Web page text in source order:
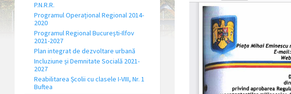
P.N.R.R.
Programul Operațional Regional 2014-
2020
Programul Regional București-Ilfov
2021-2027
Plan integrat de dezvoltare urbană
Incluziune și Demnitate Socială 2021-
2027
Reabilitarea Școlii cu clasele I-VIII, Nr. 1
Buftea